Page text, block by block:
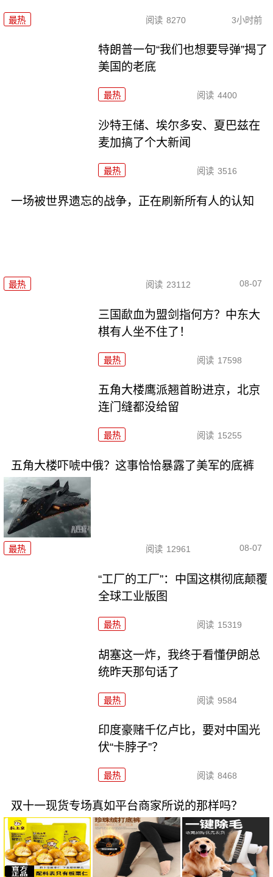
最热 阅读 8270 3小时前
特朗普一句“我们也想要导弹”揭了
美国的老底
最热 阅读 4400
沙特王储、埃尔多安、夏巴兹在
麦加搞了个大新闻
最热 阅读 3516
一场被世界遗忘的战争，正在刷新所有人的认知
最热 阅读 23112 08-07
三国歃血为盟剑指何方？中东大
棋有人坐不住了！
最热 阅读 17598
五角大楼鹰派翘首盼进京，北京
连门缝都没给留
最热 阅读 15255
五角大楼吓唬中俄？这事恰恰暴露了美军的底裤
最热 阅读 12961 08-07
“工厂的工厂”：中国这棋彻底颠覆
全球工业版图
最热 阅读 15319
胡塞这一炸，我终于看懂伊朗总
统昨天那句话了
最热 阅读 9584
印度豪赌千亿卢比，要对中国光
伏“卡脖子”？
最热 阅读 8468
双十一现货专场真如平台商家所说的那样吗？